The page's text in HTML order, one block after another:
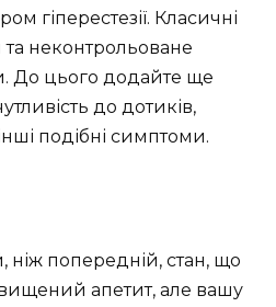
гіперестезії. Класичні
неконтрольоване
До цього додайте ще
до дотиків,
подібні симптоми.
попередній, стан, що
апетит, але вашу